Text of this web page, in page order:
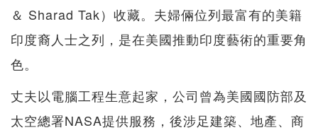
＆ Sharad Tak）收藏。夫婦倆位列最富有的美籍
印度裔人士之列，是在美國推動印度藝術的重要角
色。
丈夫以電腦工程生意起家，公司曾為美國國防部及
太空總署NASA提供服務，後涉足建築、地產、商